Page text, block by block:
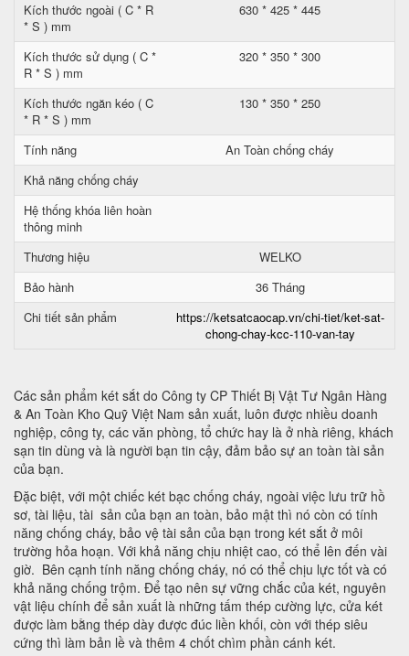
Kích thước ngoài ( C * R
* S ) mm
630 * 425 * 445
Kích thước sử dụng ( C *
R * S ) mm
320 * 350 * 300
Kích thước ngăn kéo ( C
* R * S ) mm
130 * 350 * 250
Tính năng
An Toàn chống cháy
Khả năng chống cháy
Hệ thống khóa liên hoàn
thông minh
Thương hiệu
WELKO
Bảo hành
36 Tháng
Chi tiết sản phẩm
https://ketsatcaocap.vn/chi-tiet/ket-sat-
chong-chay-kcc-110-van-tay
Các sản phẩm két sắt do Công ty CP Thiết Bị Vật Tư Ngân Hàng
& An Toàn Kho Quỹ Việt Nam sản xuất, luôn được nhiều doanh
nghiệp, công ty, các văn phòng, tổ chức hay là ở nhà riêng, khách
sạn tin dùng và là người bạn tin cậy, đảm bảo sự an toàn tài sản
của bạn.
Đặc biệt, với một chiếc két bạc chống cháy, ngoài việc lưu trữ hồ
sơ, tài liệu, tài sản của bạn an toàn, bảo mật thì nó còn có tính
năng chống cháy, bảo vệ tài sản của bạn trong két sắt ở môi
trường hỏa hoạn. Với khả năng chịu nhiệt cao, có thể lên đến vài
giờ. Bên cạnh tính năng chống cháy, nó có thể chịu lực tốt và có
khả năng chống trộm. Để tạo nên sự vững chắc của két, nguyên
vật liệu chính để sản xuất là những tấm thép cường lực, cửa két
được làm bằng thép dày được đúc liền khối, còn với thép siêu
cứng thì làm bản lề và thêm 4 chốt chìm phần cánh két.